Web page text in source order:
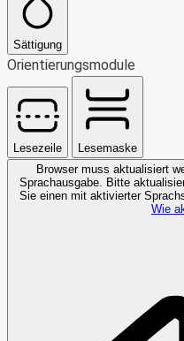
Sättigung
Orientierungsmodule
Lesezeile
Lesemaske
Browser muss aktualisiert
Sprachausgabe. Bitte
Sie einen mit aktivierter
Wie